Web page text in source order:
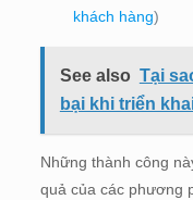
khách hàng)
See also Tại
bại khi triển
Những thành công
quả của các phương